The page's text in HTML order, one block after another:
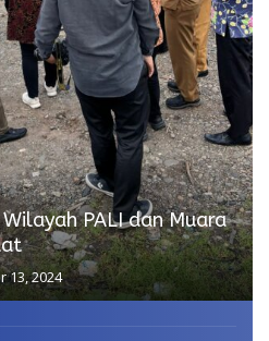
PALI dan Muara
13, 2024